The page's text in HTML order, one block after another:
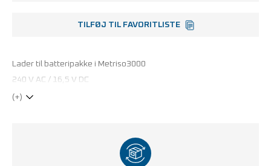
TILFØJ TIL FAVORITLISTE
Lader til batteripakke i Metriso3000
240 V AC / 16,5 V DC
(+)